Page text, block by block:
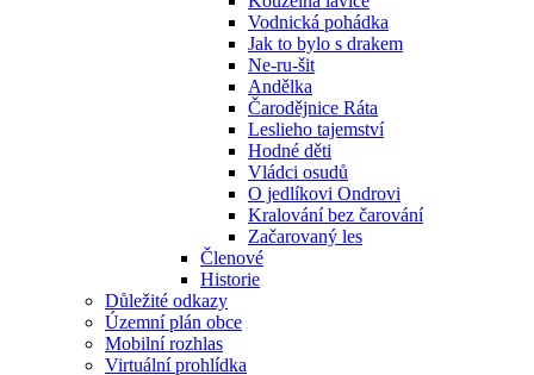
Vodnická pohádka
Jak to bylo s drakem
Ne-ru-šit
Andělka
Čarodějnice Ráta
Leslieho tajemství
Hodné děti
Vládci osudů
O jedlíkovi Ondrovi
Kralování bez čarování
Začarovaný les
Členové
Historie
Důležité odkazy
Územní plán obce
Mobilní rozhlas
Virtuální prohlídka